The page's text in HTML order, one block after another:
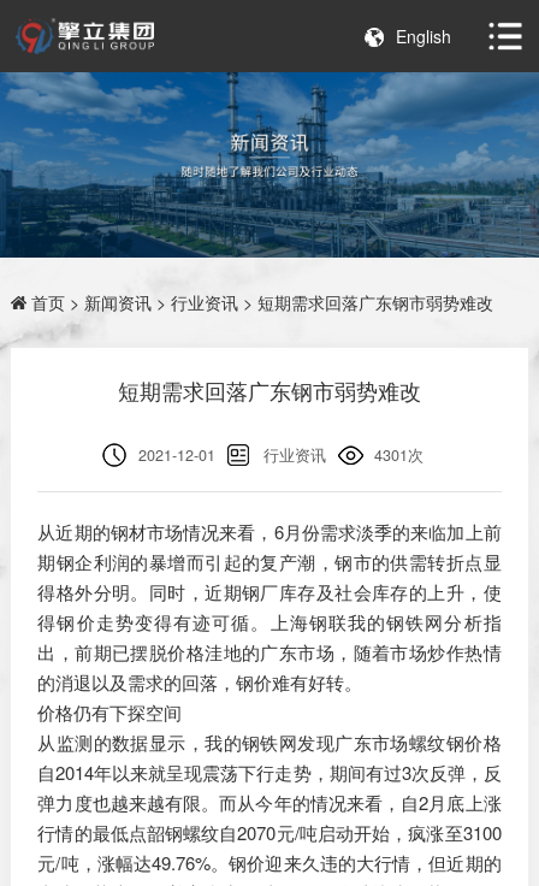
English
首页> 新闻资讯> 行业资讯> 短期需求回落广东钢市弱势难改
短期需求回落广东钢市弱势难改
2021-12-01 行业资讯 4301次
从近期的钢材市场情况来看，6月份需求淡季的来临加上前
期钢企利润的暴增而引起的复产潮，钢市的供需转折点显
得格外分明。同时，近期钢厂库存及社会库存的上升，使
得钢价走势变得有迹可循。上海钢联我的钢铁网分析指
出，前期已摆脱价格洼地的广东市场，随着市场炒作热情
的消退以及需求的回落，钢价难有好转。
价格仍有下探空间
从监测的数据显示，我的钢铁网发现广东市场螺纹钢价格
自2014年以来就呈现震荡下行走势，期间有过3次反弹，反
弹力度也越来越有限。而从今年的情况来看，自2月底上涨
行情的最低点韶钢螺纹自2070元/吨启动开始，疯涨至3100
元/吨，涨幅达49.76%。钢价迎来久违的大行情，但近期的